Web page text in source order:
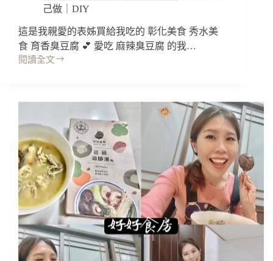
~
怎
麼
式
檬
魚/
電
鍋
泰
式
檸
檬
魚
己做｜DIY
這是我親愛的表姊買給我吃的 彰化美食 秀水美
食 育香臭豆腐 💕 愛吃 麻辣臭豆腐 的我…
閱讀全文
彰
食
育
香
臭
豆
腐，
麻
辣
湯
底
愈
吃